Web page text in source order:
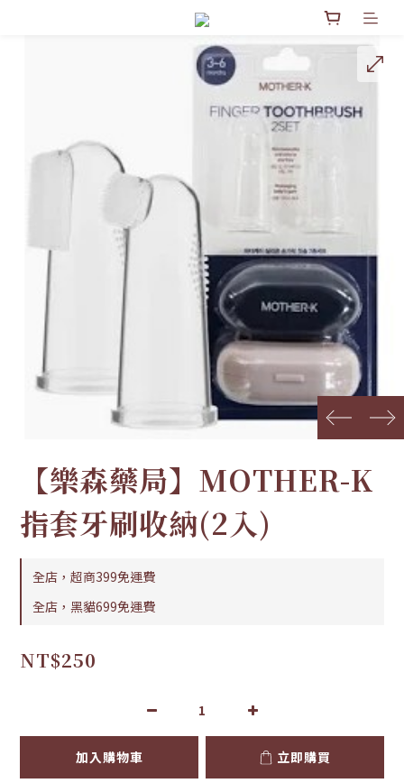
prev next
【樂森藥局】MOTHER-K
指套牙刷收納(2入)
全店，超商399免運費
全店，黑貓699免運費
NT$250
加入購物車 立即購買